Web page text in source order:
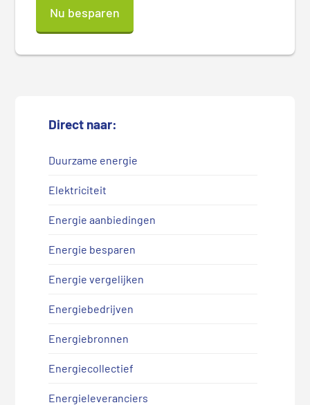
Nu besparen
Direct naar:
Duurzame energie
Elektriciteit
Energie aanbiedingen
Energie besparen
Energie vergelijken
Energiebedrijven
Energiebronnen
Energiecollectief
Energieleveranciers